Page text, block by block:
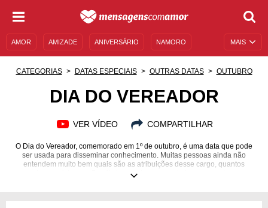
MAIS
AMOR AMIZADE ANIVERSÁRIO NAMORO
CATEGORIAS DATAS ESPECIAIS OUTRAS DATAS OUTUBRO
DIA DO VEREADOR
VER VÍDEO COMPARTILHAR
O Dia do Vereador, comemorado em 1º de outubro, é uma data que pode
ser usada para disseminar conhecimento. Muitas pessoas ainda não
entendem muito bem quais são as atribuições desse cargo, quantos
vereadores existem no Brasil, de quanto em quanto tempo acontecem as